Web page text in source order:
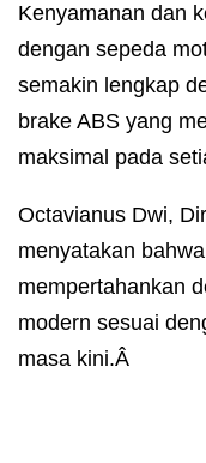
Kenyamanan dan
dengan sepeda
semakin lengkap
brake ABS yang
maksimal pada
Octavianus Dwi,
menyatakan bahwa
mempertahankan
modern sesuai
masa kini.Â